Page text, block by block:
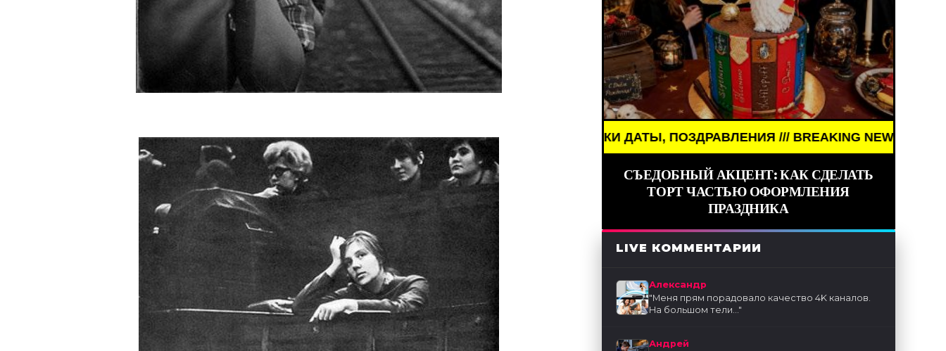
BREAKING NEWS /// НОВОСТИ (СМИ) /// ПРАЗДНИКИ ДАТЫ, ПОЗДРАВЛЕНИЯ /// BREAKING NEWS /// НОВОСТИ (СМИ) ///
СЪЕДОБНЫЙ АКЦЕНТ: КАК СДЕЛАТЬ
ТОРТ ЧАСТЬЮ ОФОРМЛЕНИЯ
ПРАЗДНИКА
LIVE КОММЕНТАРИИ
Александр
"Меня прям порадовало качество 4K каналов.
На большом тели..."
Андрей